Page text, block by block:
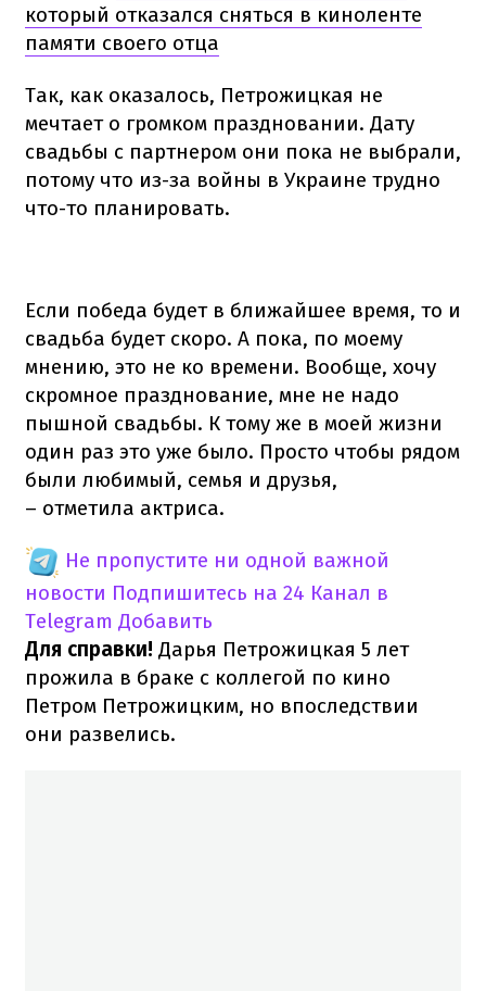
который отказался сняться в киноленте
памяти своего отца
Так, как оказалось, Петрожицкая не
мечтает о громком праздновании. Дату
свадьбы с партнером они пока не выбрали,
потому что из-за войны в Украине трудно
что-то планировать.
Если победа будет в ближайшее время, то и
свадьба будет скоро. А пока, по моему
мнению, это не ко времени. Вообще, хочу
скромное празднование, мне не надо
пышной свадьбы. К тому же в моей жизни
один раз это уже было. Просто чтобы рядом
были любимый, семья и друзья,
– отметила актриса.
Не пропустите ни одной важной
новости Подпишитесь на 24 Канал в
Telegram Добавить
Для справки! Дарья Петрожицкая 5 лет
прожила в браке с коллегой по кино
Петром Петрожицким, но впоследствии
они развелись.